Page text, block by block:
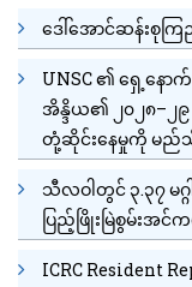
ဒေါ်အောင်ဆန်းစုက
UNSC ၏ ရှေ့နေ
အိန္ဒိယ၏ ၂၀၂၈–၂
တုံ့ဆိုင်းနေမှုကို မည်သို့
သီလဝါတွင် ၃.၃၇ မဂ္
ပြည့်ဖြိုးမြဲစွမ်းအင်
ICRC Resident